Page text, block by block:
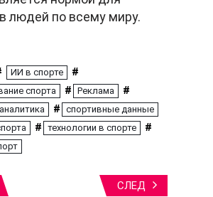
людей по всему миру.
ИИ в спорте #
спорта # Реклама #
# спортивные данные
# технологии в спорте #
СЛЕД